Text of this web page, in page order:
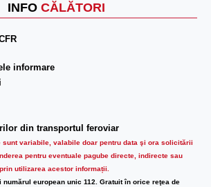
INFO CĂLĂTORI
informare
din transportul feroviar
sunt variabile, valabile doar pentru data şi ora solicitării
pentru eventuale pagube directe, indirecte sau
utilizarea acestor informații.
numărul european unic 112. Gratuit în orice reţea de